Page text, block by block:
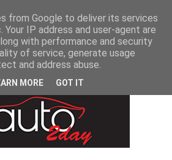
from Google to deliver its services
IP address and user-agent are
with performance and security
of service, generate usage
and address abuse.
MORE GOT IT